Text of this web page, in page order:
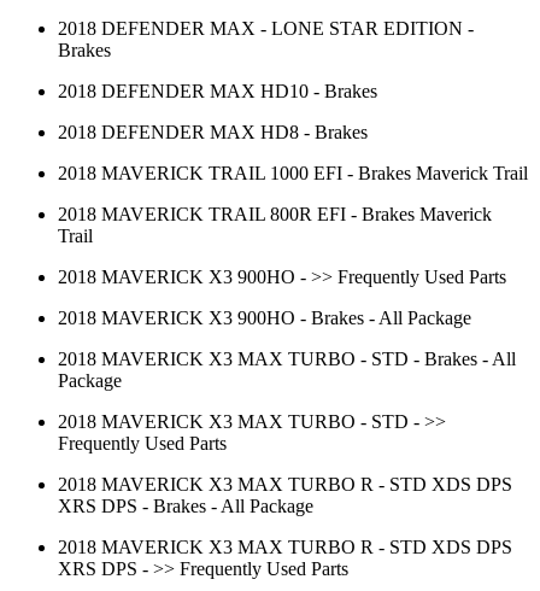
2018 DEFENDER MAX - LONE STAR EDITION -
Brakes
2018 DEFENDER MAX HD10 - Brakes
2018 DEFENDER MAX HD8 - Brakes
2018 MAVERICK TRAIL 1000 EFI - Brakes Maverick Trail
2018 MAVERICK TRAIL 800R EFI - Brakes Maverick
Trail
2018 MAVERICK X3 900HO - >> Frequently Used Parts
2018 MAVERICK X3 900HO - Brakes - All Package
2018 MAVERICK X3 MAX TURBO - STD - Brakes - All
Package
2018 MAVERICK X3 MAX TURBO - STD - >>
Frequently Used Parts
2018 MAVERICK X3 MAX TURBO R - STD XDS DPS
XRS DPS - Brakes - All Package
2018 MAVERICK X3 MAX TURBO R - STD XDS DPS
XRS DPS - >> Frequently Used Parts